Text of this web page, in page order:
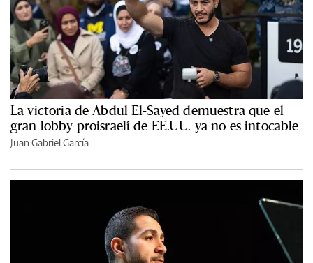
La victoria de Abdul El-Sayed demuestra que el
gran lobby proisraelí de EE.UU. ya no es intocable
Juan Gabriel García